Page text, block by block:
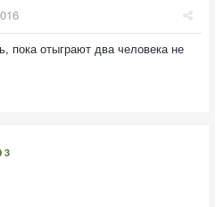
пока отыграют два человека не
3